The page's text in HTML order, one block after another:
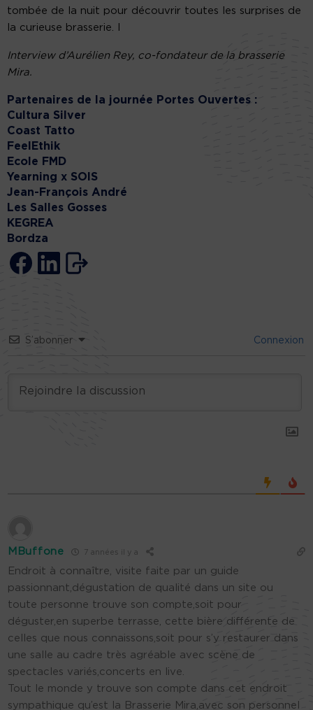
tombée de la nuit pour découvrir toutes les surprises de
la curieuse brasserie. I
Interview d’Aurélien Rey, co-fondateur de la brasserie
Mira.
Partenaires de la journée Portes Ouvertes :
Cultura Silver
Coast Tatto
FeelEthik
Ecole FMD
Yearning x SOIS
Jean-François André
Les Salles Gosses
KEGREA
Bordza
S’abonner Connexion
MBuffone 7 années il y a
Endroit à connaître, visite faite par un guide
passionnant,dégustation de qualité dans un site ou
toute personne trouve son compte,soit pour
déguster,en superbe terrasse, cette bière différente de
celles que nous connaissons,soit pour s’y restaurer dans
une salle au cadre très agréable avec scène de
spectacles variés,concerts en live.
Tout le monde y trouve son compte dans cet endroit
sympathique qu’est la Brasserie Mira,avec son personnel